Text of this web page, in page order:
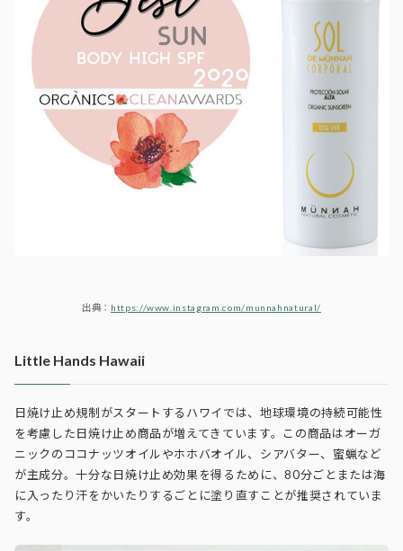
出典： https://www.instagram.com/munnahnatural/
Little Hands Hawaii
日焼け止め規制がスタートするハワイでは、地球環境の持続可能性
を考慮した日焼け止め商品が増えてきています。この商品はオーガ
ニックのココナッツオイルやホホバオイル、シアバター、蜜蝋など
が主成分。十分な日焼け止め効果を得るために、80分ごとまたは海
に入ったり汗をかいたりするごとに塗り直すことが推奨されていま
す。